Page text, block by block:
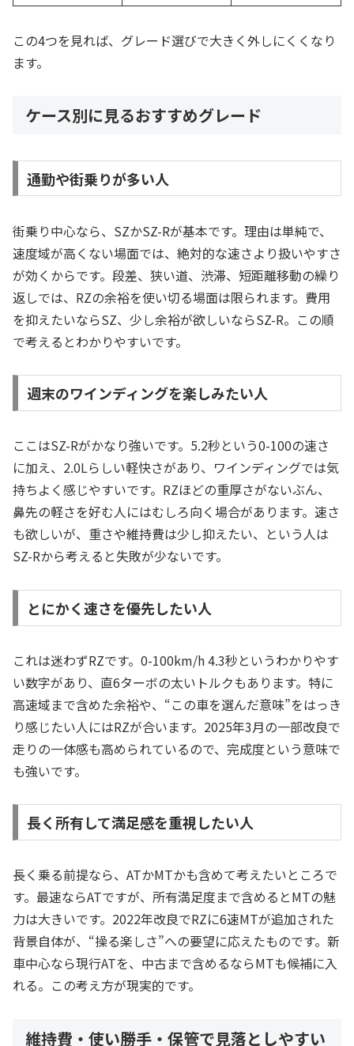
この4つを見れば、グレード選びで大きく外しにくくなり
ます。
ケース別に見るおすすめグレード
通勤や街乗りが多い人
街乗り中心なら、SZかSZ-Rが基本です。理由は単純で、
速度域が高くない場面では、絶対的な速さより扱いやすさ
が効くからです。段差、狭い道、渋滞、短距離移動の繰り
返しでは、RZの余裕を使い切る場面は限られます。費用
を抑えたいならSZ、少し余裕が欲しいならSZ-R。この順
で考えるとわかりやすいです。
週末のワインディングを楽しみたい人
ここはSZ-Rがかなり強いです。5.2秒という0-100の速さ
に加え、2.0Lらしい軽快さがあり、ワインディングでは気
持ちよく感じやすいです。RZほどの重厚さがないぶん、
鼻先の軽さを好む人にはむしろ向く場合があります。速さ
も欲しいが、重さや維持費は少し抑えたい、という人は
SZ-Rから考えると失敗が少ないです。
とにかく速さを優先したい人
これは迷わずRZです。0-100km/h 4.3秒というわかりやす
い数字があり、直6ターボの太いトルクもあります。特に
高速域まで含めた余裕や、“この車を選んだ意味”をはっき
り感じたい人にはRZが合います。2025年3月の一部改良で
走りの一体感も高められているので、完成度という意味で
も強いです。
長く所有して満足感を重視したい人
長く乗る前提なら、ATかMTかも含めて考えたいところで
す。最速ならATですが、所有満足度まで含めるとMTの魅
力は大きいです。2022年改良でRZに6速MTが追加された
背景自体が、“操る楽しさ”への要望に応えたものです。新
車中心なら現行ATを、中古まで含めるならMTも候補に入
れる。この考え方が現実的です。
維持費・使い勝手・保管で見落としやすい